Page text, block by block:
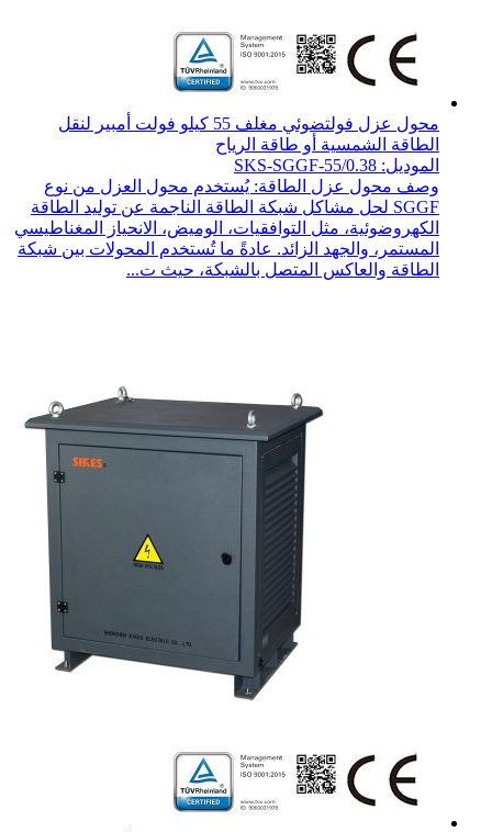
محول عزل فولتضوئي مغلف 55 كيلو فولت أمبير لنقل
الطاقة الشمسية أو طاقة الرياح
الموديل: SKS-SGGF-55/0.38
وصف محول عزل الطاقة: يُستخدم محول العزل من نوع
SGGF لحل مشاكل شبكة الطاقة الناجمة عن توليد الطاقة
الكهروضوئية، مثل التوافقيات، الوميض، الانحياز المغناطيسي
المستمر، والجهد الزائد. عادةً ما تُستخدم المحولات بين شبكة
الطاقة والعاكس المتصل بالشبكة، حيث ت...